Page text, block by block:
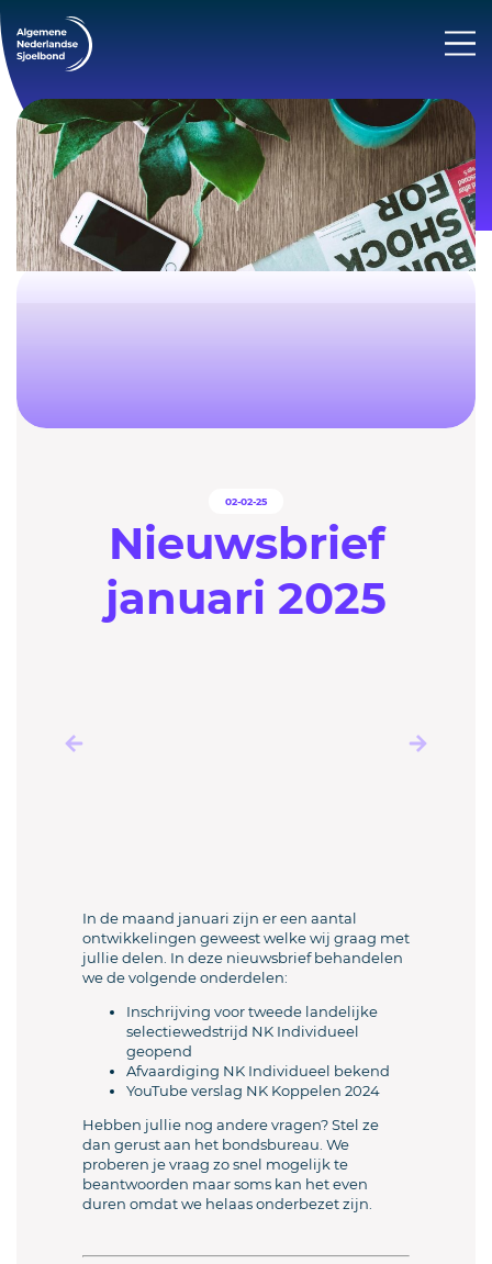
02-02-25
Nieuwsbrief
januari 2025
In de maand januari zijn er een aantal
ontwikkelingen geweest welke wij graag met
jullie delen. In deze nieuwsbrief behandelen
we de volgende onderdelen:
Inschrijving voor tweede landelijke
selectiewedstrijd NK Individueel
geopend
Afvaardiging NK Individueel bekend
YouTube verslag NK Koppelen 2024
Hebben jullie nog andere vragen? Stel ze
dan gerust aan het bondsbureau. We
proberen je vraag zo snel mogelijk te
beantwoorden maar soms kan het even
duren omdat we helaas onderbezet zijn.